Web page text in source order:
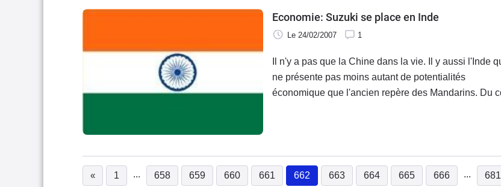
Economie: Suzuki se place en Inde
Le 24/02/2007 1
Il n'y a pas que la Chine dans la vie. Il y aussi l'Inde qui
ne présente pas moins autant de potentialités
économique que l'ancien repère des Mandarins. Du côté
« 1 ... 658 659 660 661 662
(current)
663 664 665 666 ... 681